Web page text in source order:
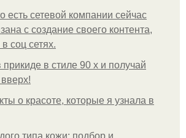
есть сетевой компании сейчас
с создание своего контента,
соц сетях.
в стиле 90 х и получай
о красоте, которые я узнала в
типа кожи: подбор и